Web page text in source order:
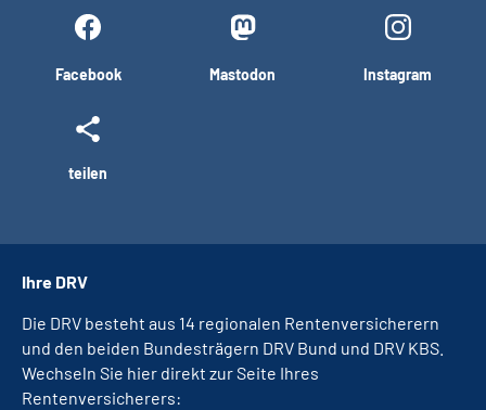
Facebook Mastodon Instagram
teilen
Ihre DRV
Die DRV besteht aus 14 regionalen Rentenversicherern
und den beiden Bundesträgern DRV Bund und DRV KBS.
Wechseln Sie hier direkt zur Seite Ihres
Rentenversicherers: